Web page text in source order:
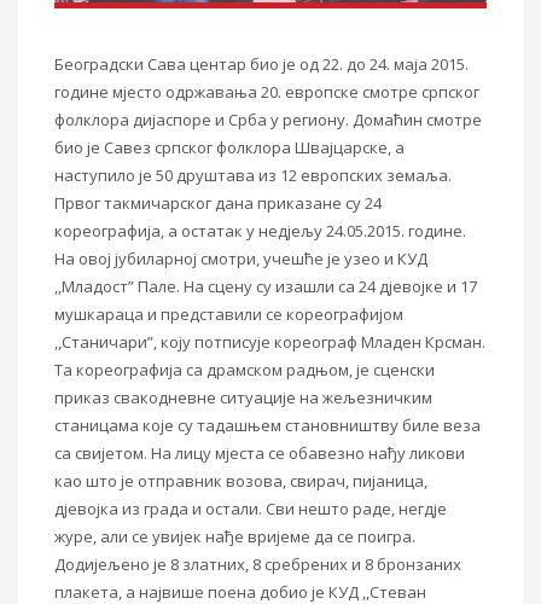
Београдски Сава центар био је од 22. до 24. маја 2015.
године мјесто одржавања 20. европске смотре српског
фолклора дијаспоре и Срба у региону. Домаћин смотре
био је Савез српског фолклора Швајцарске, а
наступило је 50 друштава из 12 европских земаља.
Првог такмичарског дана приказане су 24
кореографија, а остатак у недјељу 24.05.2015. године.
На овој јубиларној смотри, учешће је узео и КУД
,,Младост” Пале. На сцену су изашли са 24 дјевојке и 17
мушкараца и представили се кореографијом
,,Станичари”, коју потписује кореограф Младен Крсман.
Та кореографија са драмском радњом, је сценски
приказ свакодневне ситуације на жељезничким
станицама које су тадашњем становништву биле веза
са свијетом. На лицу мјеста се обавезно нађу ликови
као што је отправник возова, свирач, пијаница,
дјевојка из града и остали. Сви нешто раде, негдје
журе, али се увијек нађе вријеме да се поигра.
Додијељено је 8 златних, 8 сребрених и 8 бронзаних
плакета, а највише поена добио је КУД ,,Стеван